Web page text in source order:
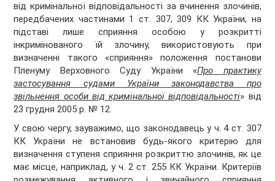
від кримінальної відповідальності за вчинення злочинів,
передбачених частинами 1 ст. 307, 309 КК України, на
підставі лише сприяння особою у розкритті
інкримінованого їй злочину, використовують при
визначенні такого «сприяння» положення постанови
Пленуму Верховного Суду України «Про практику
застосування судами України законодавства про
звільнення особи від кримінальної відповідальності» від
23 грудня 2005 р. № 12.
У свою чергу, зауважимо, що законодавець у ч. 4 ст. 307
КК України не встановив будь-якого критерію для
визначення ступеня сприяння розкриттю злочинів, як це
має місце, наприклад, у ч. 2 ст. 255 КК України. Критеріїв